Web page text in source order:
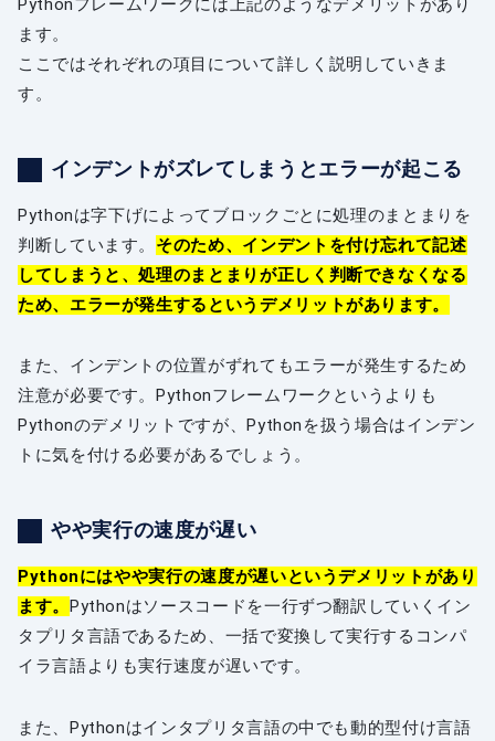
Pythonフレームワークには上記のようなデメリットがあり
ます。
ここではそれぞれの項目について詳しく説明していきま
す。
インデントがズレてしまうとエラーが起こる
Pythonは字下げによってブロックごとに処理のまとまりを
判断しています。 そのため、インデントを付け忘れて記述
してしまうと、処理のまとまりが正しく判断できなくなる
ため、エラーが発生するというデメリットがあります。
また、インデントの位置がずれてもエラーが発生するため
注意が必要です。Pythonフレームワークというよりも
Pythonのデメリットですが、Pythonを扱う場合はインデン
トに気を付ける必要があるでしょう。
やや実行の速度が遅い
Pythonにはやや実行の速度が遅いというデメリットがあり
ます。
Pythonはソースコードを一行ずつ翻訳していくイン
タプリタ言語であるため、一括で変換して実行するコンパ
イラ言語よりも実行速度が遅いです。
また、Pythonはインタプリタ言語の中でも動的型付け言語